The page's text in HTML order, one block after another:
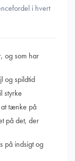
i hvert
og som har
og spildtid
styrke
at tænke på
på det, der
på indsigt og